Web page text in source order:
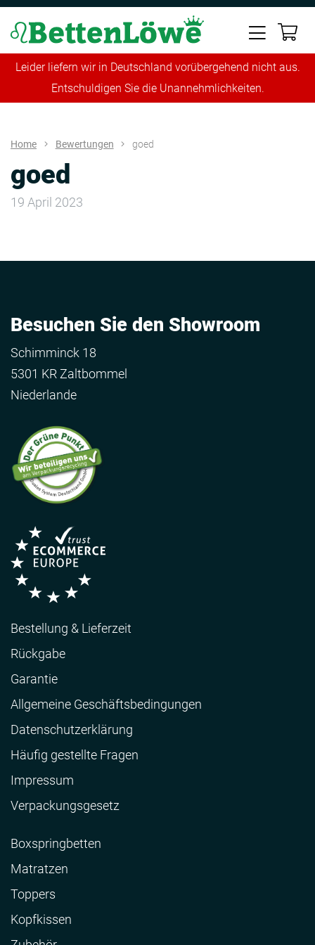
Leider liefern wir in Deutschland vorübergehend nicht aus.
Entschuldigen Sie die Unannehmlichkeiten.
Home Bewertungen goed
goed
19 April 2023
Besuchen Sie den Showroom
Schimminck 18
5301 KR Zaltbommel
Niederlande
Bestellung & Lieferzeit
Rückgabe
Garantie
Allgemeine Geschäftsbedingungen
Datenschutzerklärung
Häufig gestellte Fragen
Impressum
Verpackungsgesetz
Boxspringbetten
Matratzen
Toppers
Kopfkissen